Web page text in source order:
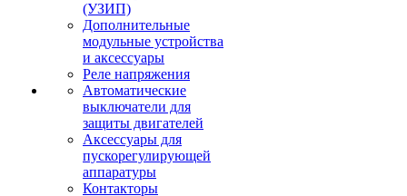
(УЗИП)
Дополнительные
модульные устройства
и аксессуары
Реле напряжения
Автоматические
выключатели для
защиты двигателей
Аксессуары для
пускорегулирующей
аппаратуры
Контакторы